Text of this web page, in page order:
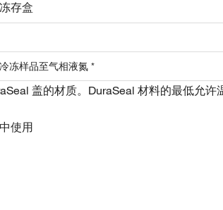
冻存盒
冷冻样品至气相液氮 *
盖的材质。DuraSeal 材料的最低允许
使用